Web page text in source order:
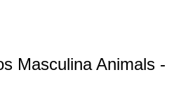
Masculina Animals -